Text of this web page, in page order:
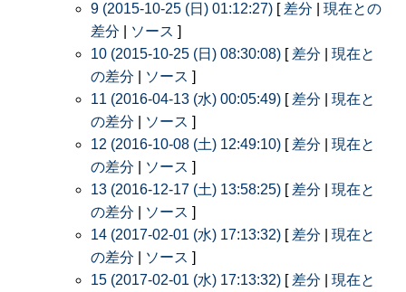
9 (2015-10-25 (日) 01:12:27) [ 差分
現在との
差分
ソース ]
10 (2015-10-25 (日) 08:30:08) [ 差分
現在と
の差分
ソース ]
11 (2016-04-13 (水) 00:05:49) [ 差分
現在と
の差分
ソース ]
12 (2016-10-08 (土) 12:49:10) [ 差分
現在と
の差分
ソース ]
13 (2016-12-17 (土) 13:58:25) [ 差分
現在と
の差分
ソース ]
14 (2017-02-01 (水) 17:13:32) [ 差分
現在と
の差分
ソース ]
15 (2017-02-01 (水) 17:13:32) [ 差分 現在と